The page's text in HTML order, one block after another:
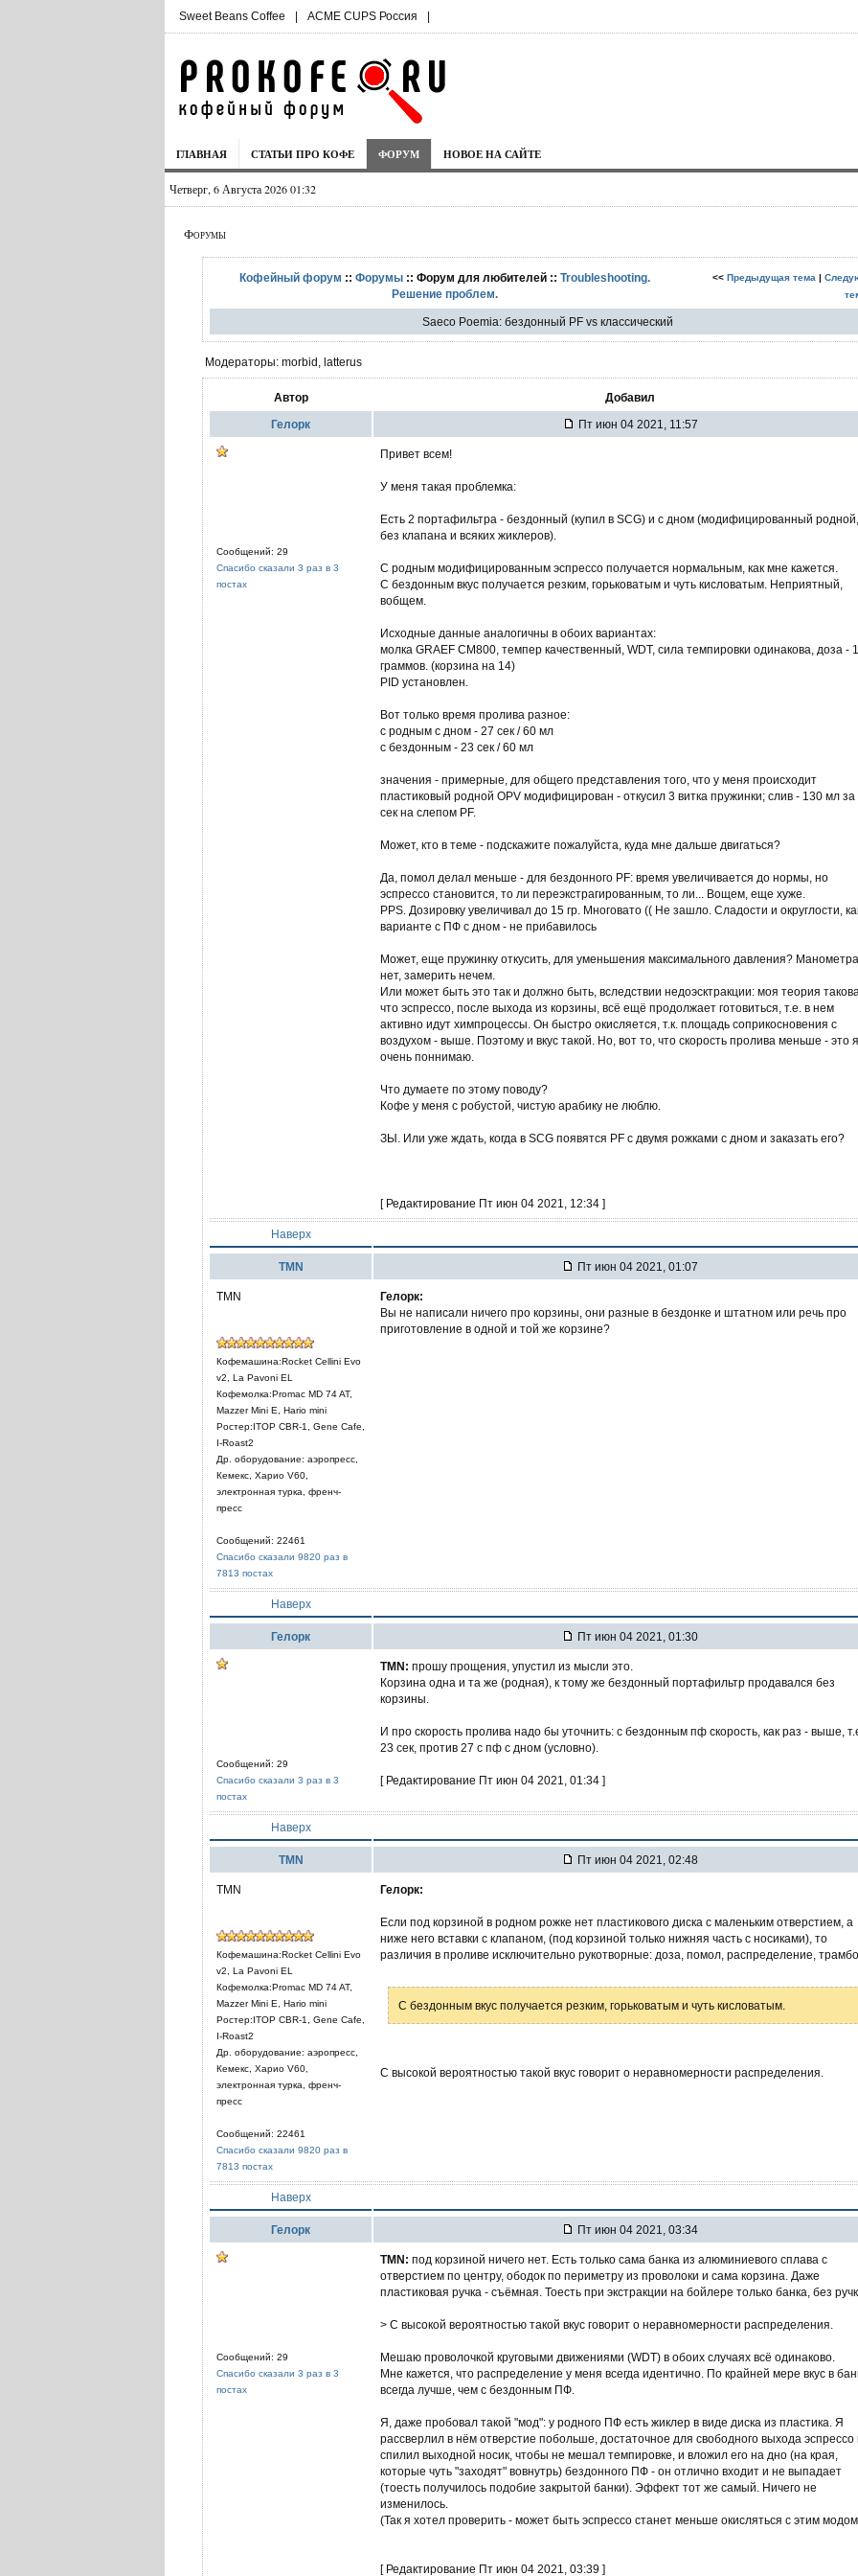
Sweet Beans Coffee | ACME CUPS Россия |
ГЛАВНАЯ СТАТЬИ ПРО КОФЕ ФОРУМ НОВОЕ НА САЙТЕ
Четверг, 6 Августа 2026 01:32
Форумы
Кофейный форум :: Форумы:: Форум для любителей :: Troubleshooting.
Решение проблем.
<< Предыдущая тема |
Saeco Poemia: бездонный PF vs классический
Модераторы: morbid, latterus
Автор Добавил
Гелорк Пт июн 04 2021, 11:57
Сообщений: 29
Спасибо сказали 3 раз в 3
постах
Привет всем!
У меня такая проблемка:
Есть 2 портафильтра - бездонный (купил в SCG) и с дном (модифицированный родной,
без клапана и всяких жиклеров).
С родным модифицированным эспрессо получается нормальным, как мне кажется.
С бездонным вкус получается резким, горьковатым и чуть кисловатым. Неприятный,
вобщем.
Исходные данные аналогичны в обоих вариантах:
молка GRAEF CM800, темпер качественный, WDT, сила темпировки одинакова, доза -
граммов. (корзина на 14)
PID установлен.
Вот только время пролива разное:
с родным с дном - 27 сек / 60 мл
с бездонным - 23 сек / 60 мл
значения - примерные, для общего представления того, что у меня происходит
пластиковый родной OPV модифицирован - откусил 3 витка пружинки; слив - 130 мл за
сек на слепом PF.
Может, кто в теме - подскажите пожалуйста, куда мне дальше двигаться?
Да, помол делал меньше - для бездонного PF: время увеличивается до нормы, но
эспрессо становится, то ли переэкстрагированным, то ли... Вощем, еще хуже.
PPS. Дозировку увеличивал до 15 гр. Многовато (( Не зашло. Сладости и округлости,
варианте с ПФ с дном - не прибавилось
Может, еще пружинку откусить, для уменьшения максимального давления? Манометра
нет, замерить нечем.
Или может быть это так и должно быть, вследствии недоэсктракции: моя теория такова,
что эспрессо, после выхода из корзины, всё ещё продолжает готовиться, т.е. в нем
активно идут химпроцессы. Он быстро окисляется, т.к. площадь соприкосновения с
воздухом - выше. Поэтому и вкус такой. Но, вот то, что скорость пролива меньше - это
очень поннимаю.
Что думаете по этому поводу?
Кофе у меня с робустой, чистую арабику не люблю.
ЗЫ. Или уже ждать, когда в SCG появятся PF с двумя рожками с дном и заказать его?
[ Редактирование Пт июн 04 2021, 12:34 ]
Наверх
TMN Пт июн 04 2021, 01:07
TMN
Кофемашина:Rocket Cellini Evo
v2, La Pavoni EL
Кофемолка:Promac MD 74 AT,
Mazzer Mini E, Hario mini
Ростер:ITOP CBR-1, Gene Cafe,
I-Roast2
Др. оборудование: аэропресс,
Кемекс, Харио V60,
электронная турка, френч-
пресс
Сообщений: 22461
Спасибо сказали 9820 раз в
7813 постах
Гелорк:
Вы не написали ничего про корзины, они разные в бездонке и штатном или речь про
приготовление в одной и той же корзине?
Наверх
Гелорк Пт июн 04 2021, 01:30
Сообщений: 29
Спасибо сказали 3 раз в 3
постах
TMN: прошу прощения, упустил из мысли это.
Корзина одна и та же (родная), к тому же бездонный портафильтр продавался без
корзины.
И про скорость пролива надо бы уточнить: с бездонным пф скорость, как раз - выше,
23 сек, против 27 с пф с дном (условно).
[ Редактирование Пт июн 04 2021, 01:34 ]
Наверх
TMN Пт июн 04 2021, 02:48
TMN
Кофемашина:Rocket Cellini Evo
v2, La Pavoni EL
Кофемолка:Promac MD 74 AT,
Mazzer Mini E, Hario mini
Ростер:ITOP CBR-1, Gene Cafe,
I-Roast2
Др. оборудование: аэропресс,
Кемекс, Харио V60,
электронная турка, френч-
пресс
Сообщений: 22461
Спасибо сказали 9820 раз в
7813 постах
Гелорк:
Если под корзиной в родном рожке нет пластикового диска с маленьким отверстием, а
ниже него вставки с клапаном, (под корзиной только нижняя часть с носиками), то
различия в проливе исключительно рукотворные: доза, помол, распределение,
С бездонным вкус получается резким, горьковатым и чуть кисловатым.
С высокой вероятностью такой вкус говорит о неравномерности распределения.
Наверх
Гелорк Пт июн 04 2021, 03:34
Сообщений: 29
Спасибо сказали 3 раз в 3
постах
TMN: под корзиной ничего нет. Есть только сама банка из алюминиевого сплава с
отверстием по центру, ободок по периметру из проволоки и сама корзина. Даже
пластиковая ручка - съёмная. Тоесть при экстракции на бойлере только банка, без
> С высокой вероятностью такой вкус говорит о неравномерности распределения.
Мешаю проволочкой круговыми движениями (WDT) в обоих случаях всё одинаково.
Мне кажется, что распределение у меня всегда идентично. По крайней мере вкус в
всегда лучше, чем с бездонным ПФ.
Я, даже пробовал такой "мод": у родного ПФ есть жиклер в виде диска из пластика. Я
рассверлил в нём отверстие побольше, достаточное для свободного выхода эспрессо
спилил выходной носик, чтобы не мешал темпировке, и вложил его на дно (на края,
которые чуть "заходят" вовнутрь) бездонного ПФ - он отлично входит и не выпадает
(тоесть получилось подобие закрытой банки). Эффект тот же самый. Ничего не
изменилось.
(Так я хотел проверить - может быть эспрессо станет меньше окисляться с этим
[ Редактирование Пт июн 04 2021, 03:39 ]